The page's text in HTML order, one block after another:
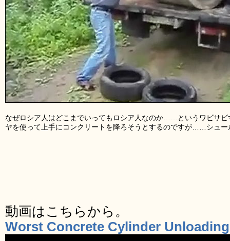
なぜロシア人はどこまでいってもロシア人なのか……というワビサ
ヤを使って上手にコンクリートを降ろそうとするのですが……シュー
動画はこちらから。
Worst Concrete Cylinder